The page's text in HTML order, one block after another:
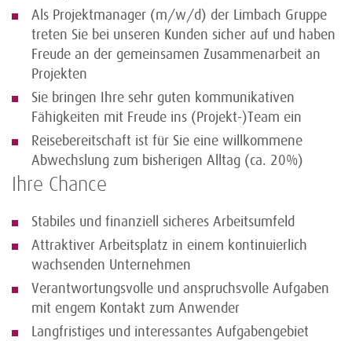
Als Projektmanager (m/w/d) der Limbach Gruppe
treten Sie bei unseren Kunden sicher auf und haben
Freude an der gemeinsamen Zusammenarbeit an
Projekten
Sie bringen Ihre sehr guten kommunikativen
Fähigkeiten mit Freude ins (Projekt-)Team ein
Reisebereitschaft ist für Sie eine willkommene
Abwechslung zum bisherigen Alltag (ca. 20%)
Ihre Chance
Stabiles und finanziell sicheres Arbeitsumfeld
Attraktiver Arbeitsplatz in einem kontinuierlich
wachsenden Unternehmen
Verantwortungsvolle und anspruchsvolle Aufgaben
mit engem Kontakt zum Anwender
Langfristiges und interessantes Aufgabengebiet